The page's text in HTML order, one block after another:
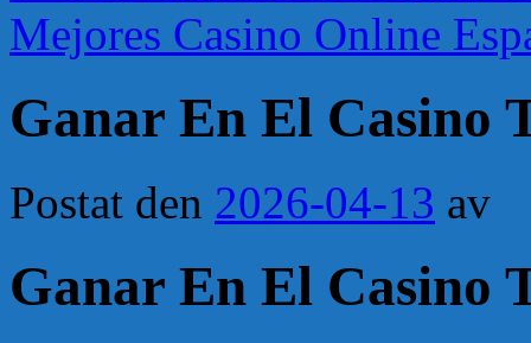
Mejores Casino Online
Ganar En El Casino
Postat den 2026-04-13 av
Ganar En El Casino